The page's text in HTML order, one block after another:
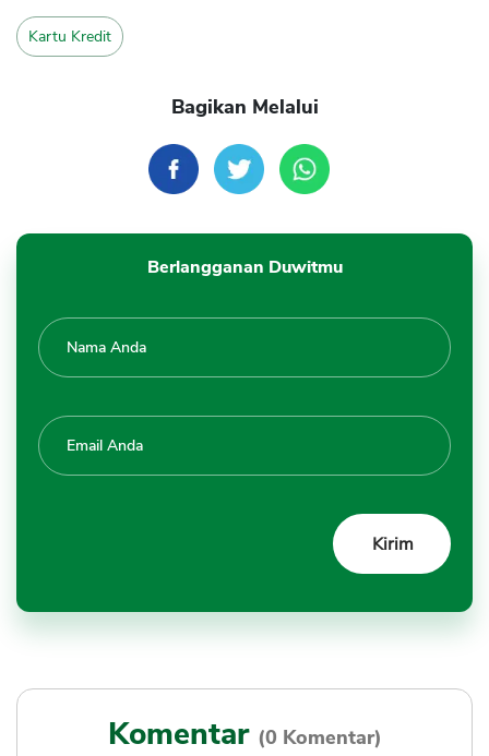
Kartu Kredit
Bagikan Melalui
Berlangganan Duwitmu
Komentar (0 Komentar)